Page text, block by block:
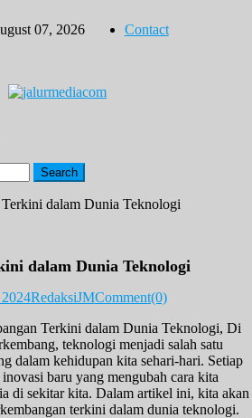
07, 2026 Contact
dalam Dunia Teknologi
RedaksiJMComment(0)
Terkini dalam Dunia Teknologi, Di
teknologi menjadi salah satu
dalam kehidupan kita sehari-hari. Setiap
baru yang mengubah cara kita
di sekitar kita. Dalam artikel ini, kita akan
terkini dalam dunia teknologi.